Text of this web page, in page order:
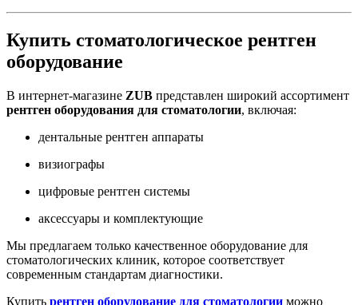
Купить стоматологическое рентген
оборудование
В интернет-магазине ZUB представлен широкий ассортимент
рентген оборудования для стоматологии, включая:
дентальные рентген аппараты
визиографы
цифровые рентген системы
аксессуары и комплектующие
Мы предлагаем только качественное оборудование для
стоматологических клиник, которое соответствует
современным стандартам диагностики.
Купить рентген оборудование для стоматологии можно